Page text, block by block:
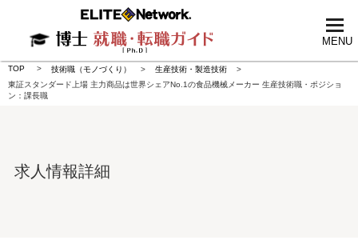
MENU
TOP 技術職（モノづくり）
生産技術・製造技術
東証スタンダード上場 主力商品は世界シェアNo.1の食品機械メーカー 生産技術職・ポジショ
ン：課長職
求人情報詳細